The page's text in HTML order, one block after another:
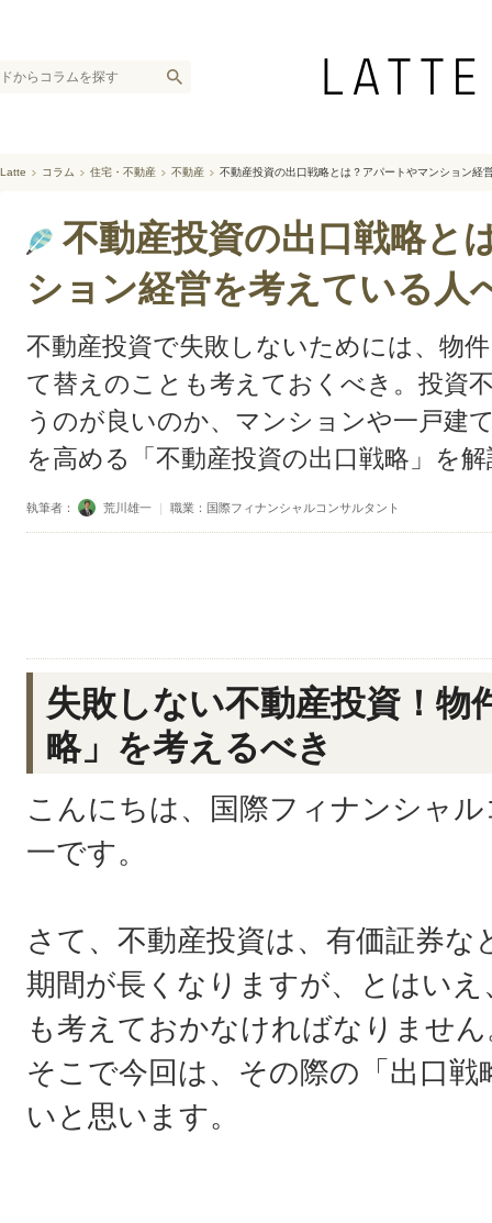
Latte コラム 住宅・不動産 不動産 不動産投資の出口戦略とは？アパートやマンション経
不動産投資の出口戦略と
ション経営を考えている人
不動産投資で失敗しないためには、物
て替えのことも考えておくべき。投資
うのが良いのか、マンションや一戸建
を高める「不動産投資の出口戦略」を
執筆者： 荒川雄一 ｜ 職業：国際フィナンシャルコンサルタント
失敗しない不動産投資！物
略」を考えるべき
こんにちは、国際フィナンシャ
一です。
さて、不動産投資は、有価証券な
期間が長くなりますが、とはい
も考えておかなければなりませ
そこで今回は、その際の「出口
いと思います。